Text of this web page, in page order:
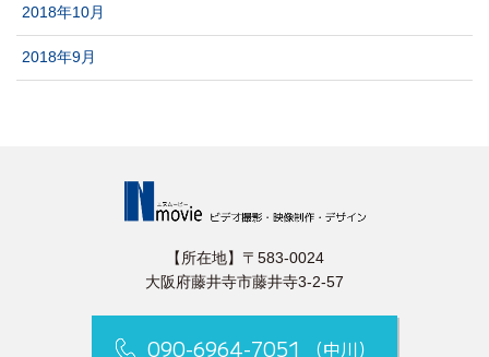
2018年10月
2018年9月
【所在地】〒583-0024
⼤阪府藤井寺市藤井寺3-2-57
090-6964-7051 （中川）